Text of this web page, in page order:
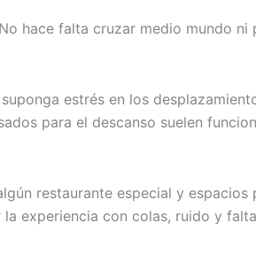
hace falta cruzar medio mundo ni
estrés en los
para el descanso suelen
restaurante especial y espacios
experiencia con colas, ruido y